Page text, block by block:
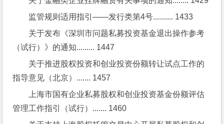
监管规则适用指引——发行类第4号.......... 1433
关于发布《深圳市问题私募投资基金退出操作参考
（试行）》的通知......... 1447
关于推进股权投资和创业投资份额转让试点工作的
指导意见（北京）....... 1457
上海市国有企业私募股权和创业投资基金份额评估
管理工作指引（试行）....... 1460